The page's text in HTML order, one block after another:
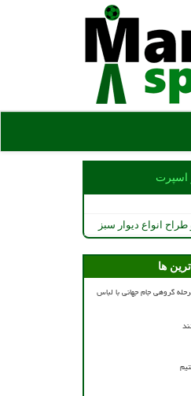
اسپرت
انواع دیوار سبز
ترین ها
گروهی جام جهانی با لباس